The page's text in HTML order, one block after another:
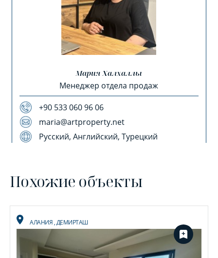
Мария Халхаллы
Менеджер отдела продаж
+90 533 060 96 06
maria@artproperty.net
Русский, Английский, Турецкий
Похожие объекты
АЛАНИЯ,ДЕМИРТАШ